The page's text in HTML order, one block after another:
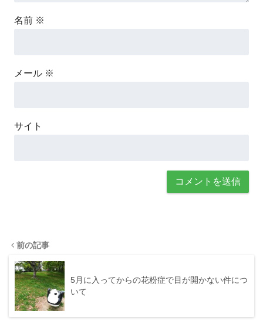
名前 ※
メール ※
サイト
前の記事
5月に入ってからの花粉症で目が開かない件につ
いて